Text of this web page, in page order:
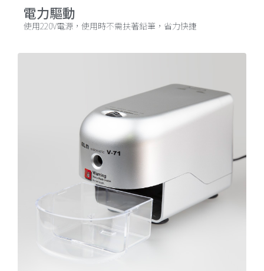
電力驅動
使用220V電源，使用時不需扶著鉛筆，省力快捷